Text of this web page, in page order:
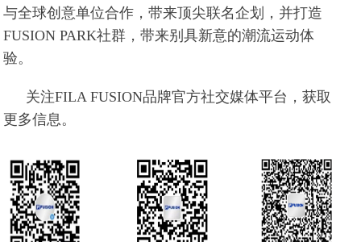
与全球创意单位合作，带来顶尖联名企划，并打造
FUSION PARK社群，带来别具新意的潮流运动体
验。
关注FILA FUSION品牌官方社交媒体平台，获取
更多信息。